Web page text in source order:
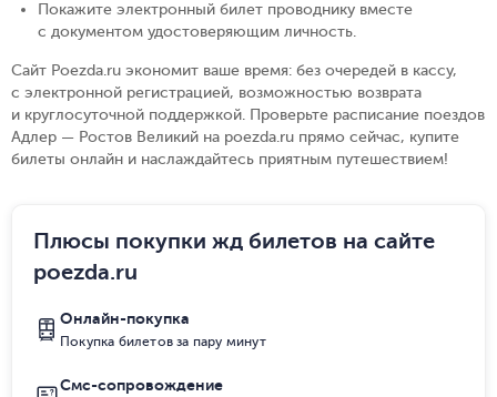
Покажите электронный билет проводнику вместе
с документом удостоверяющим личность.
Сайт Poezda.ru экономит ваше время: без очередей в кассу,
с электронной регистрацией, возможностью возврата
и круглосуточной поддержкой. Проверьте расписание поездов
Адлер — Ростов Великий на poezda.ru прямо сейчас, купите
билеты онлайн и наслаждайтесь приятным путешествием!
Плюсы покупки жд билетов на сайте
poezda.ru
Онлайн-покупка
Покупка билетов за пару минут
Смс-сопровождение